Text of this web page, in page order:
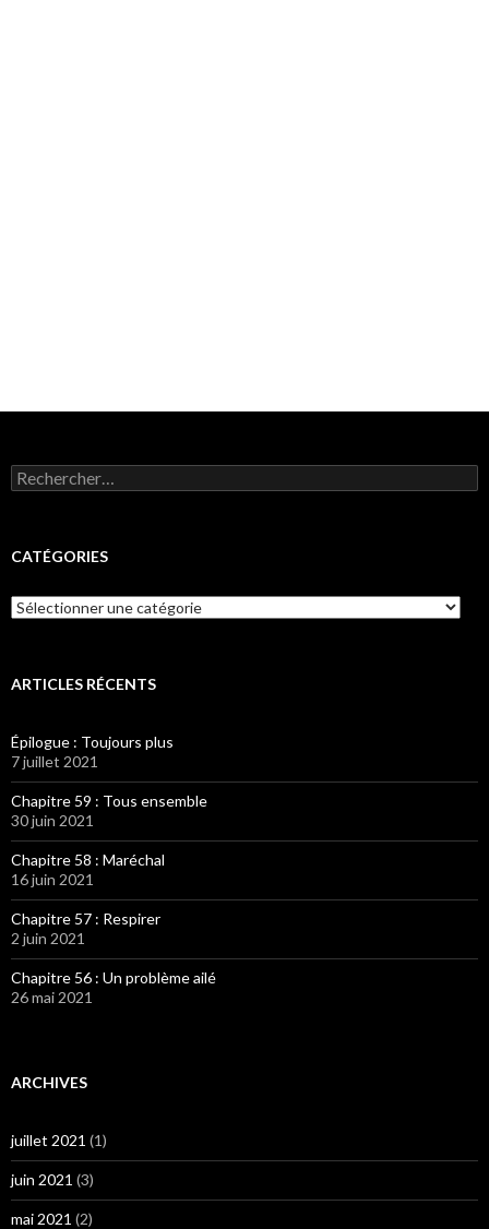
Rechercher :
CATÉGORIES
Catégories
ARTICLES RÉCENTS
Épilogue : Toujours plus
7 juillet 2021
Chapitre 59 : Tous ensemble
30 juin 2021
Chapitre 58 : Maréchal
16 juin 2021
Chapitre 57 : Respirer
2 juin 2021
Chapitre 56 : Un problème ailé
26 mai 2021
ARCHIVES
juillet 2021 (1)
juin 2021 (3)
mai 2021 (2)